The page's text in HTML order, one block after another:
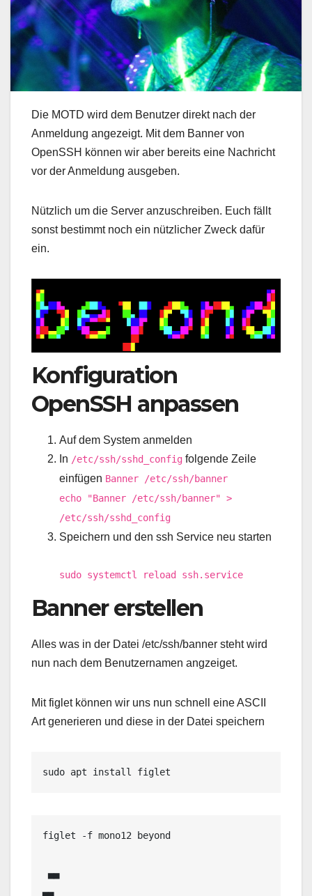
Die MOTD wird dem Benutzer direkt nach der
Anmeldung angezeigt. Mit dem Banner von
OpenSSH können wir aber bereits eine Nachricht
vor der Anmeldung ausgeben.
Nützlich um die Server anzuschreiben. Euch fällt
sonst bestimmt noch ein nützlicher Zweck dafür
ein.
Konfiguration
OpenSSH anpassen
Auf dem System anmelden
In /etc/ssh/sshd_config folgende Zeile
einfügen Banner /etc/ssh/banner
echo "Banner /etc/ssh/banner" >
/etc/ssh/sshd_config
Speichern und den ssh Service neu starten
sudo systemctl reload ssh.service
Banner erstellen
Alles was in der Datei /etc/ssh/banner steht wird
nun nach dem Benutzernamen angzeiget.
Mit figlet können wir uns nun schnell eine ASCII
Art generieren und diese in der Datei speichern
sudo apt install figlet
figlet -f mono12 beyond
▄▄
▄▄